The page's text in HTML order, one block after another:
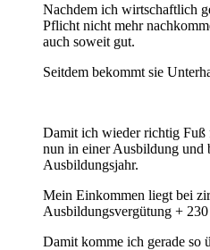
Nachdem ich wirtschaftlich
Pflicht nicht mehr
auch soweit gut.
Seitdem bekommt sie
Damit ich wieder richtig Fuß
nun in einer Ausbildung und
Ausbildungsjahr.
Mein Einkommen liegt bei
Ausbildungsvergütung +
Damit komme ich gerade so